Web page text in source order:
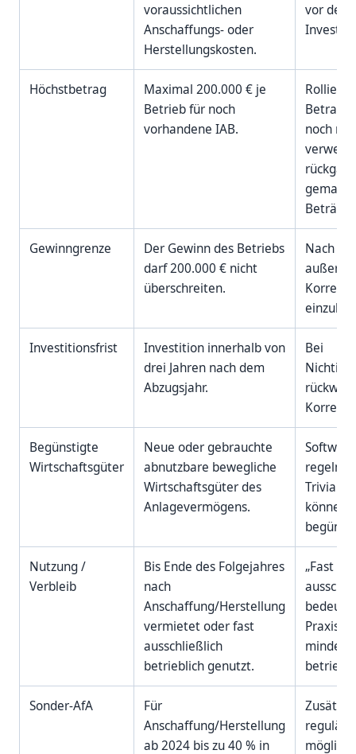
voraussichtlichen
Anschaffungs- oder
Herstellungskosten.
vor der
Höchstbetrag
Maximal 200.000 € je
Betrieb für noch
vorhandene IAB.
noch
Beträge.
Gewinngrenze
Der Gewinn des Betriebs
darf 200.000 € nicht
überschreiten.
Nach
Investitionsfrist
Investition innerhalb von
drei Jahren nach dem
Abzugsjahr.
Bei
Begünstigte
Wirtschaftsgüter
Neue oder gebrauchte
abnutzbare bewegliche
Wirtschaftsgüter des
Anlagevermögens.
können
Nutzung /
Verbleib
Bis Ende des Folgejahres
nach
Anschaffung/Herstellung
vermietet oder fast
ausschließlich
betrieblich genutzt.
„Fast
Praxis
Sonder-AfA
Für
Anschaffung/Herstellung
ab 2024 bis zu 40 % in